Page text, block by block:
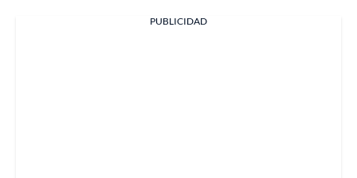
PUBLICIDAD